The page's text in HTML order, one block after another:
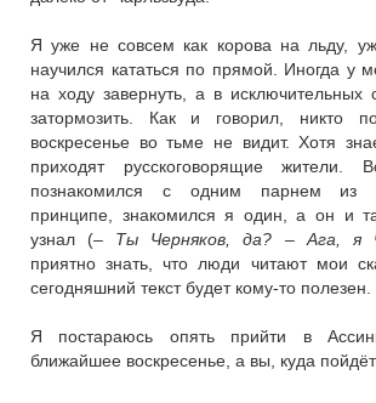
Я уже не совсем как корова на льду,
научился кататься по прямой. Иногда у
на ходу завернуть, а в исключительных
затормозить. Как и говорил, никто
воскресенье во тьме не видит. Хотя
приходят русскоговорящие жители.
познакомился с одним парнем из
принципе, знакомился я один, а он и
узнал (– Ты Черняков, да? – Ага, я
приятно знать, что люди читают мои
сегодняшний текст будет кому-то полезен.
Я постараюсь опять прийти в
ближайшее воскресенье, а вы, куда